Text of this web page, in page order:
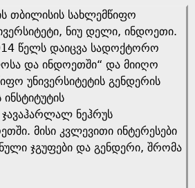
თბილისის სახლემწიფო
ნიუ დელი, ინდოეთი.
წელს დაიცვა სადოქტორო
და ინდოეთში“ და მიიღო
უნივერსიტეტის გენდერის
ნეჰრუს
მისი კვლევითი ინტერესები
ჯგუფები და გენდერი, შრომა